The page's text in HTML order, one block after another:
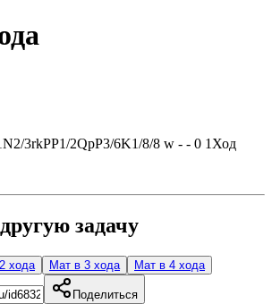
3rkPP1/2QpP3/6K1/8/8 w - - 0 1 Ход
задачу
хода Мат в 3 хода Мат в 4 хода
Поделиться